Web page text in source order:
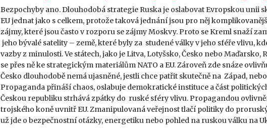
Bezpochyby ano. Dlouhodobá strategie Ruska je oslabovat Evropskou unii
EU jednat jako s celkem, protože taková jednání jsou pro něj
zájmy, které jsou často v rozporu se zájmy Moskvy. Proto se Kreml snaží
jeho bývalé satelity – země, které byly za studené války v jeho sféře vlivu,
vazby z minulosti. Ve státech, jako je Litva, Lotyšsko, Česko nebo
se přes ně ke strategickým materiálům NATO a EU. Zároveň zde snáze
Česko dlouhodobě nemá ujasněné, jestli chce patřit skutečně na Západ,
Propaganda přináší chaos, oslabuje demokratické instituce a část
Českou republiku strhává zpátky do ruské sféry vlivu. Propagandou
trojského koně uvnitř EU. Zmanipulovaná veřejnost tlačí politiky do
už jde o bezpečnostní otázky, energetiku nebo pohled na ruskou válku na